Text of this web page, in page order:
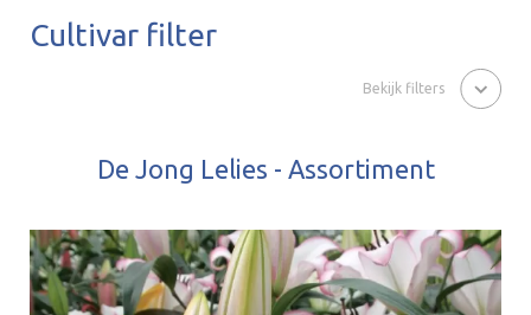
Cultivar filter
Bekijk filters
De Jong Lelies - Assortiment